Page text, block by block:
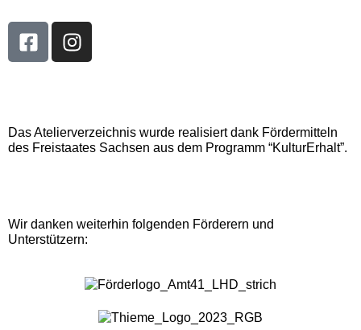
Das Atelierverzeichnis wurde realisiert dank Fördermitteln
des Freistaates Sachsen aus dem Programm “KulturErhalt”.
Wir danken weiterhin folgenden Förderern und
Unterstützern: